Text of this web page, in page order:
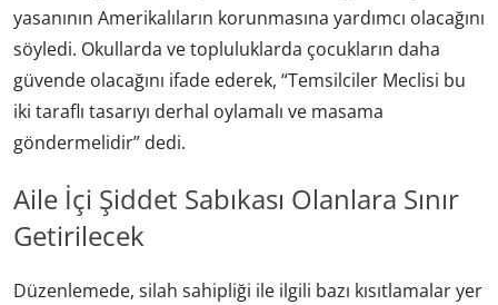
yasanının Amerikalıların korunmasına yardımcı olacağını
söyledi. Okullarda ve topluluklarda çocukların daha
güvende olacağını ifade ederek, “Temsilciler Meclisi bu
iki taraflı tasarıyı derhal oylamalı ve masama
göndermelidir” dedi.
Aile İçi Şiddet Sabıkası Olanlara Sınır
Getirilecek
Düzenlemede, silah sahipliği ile ilgili bazı kısıtlamalar yer